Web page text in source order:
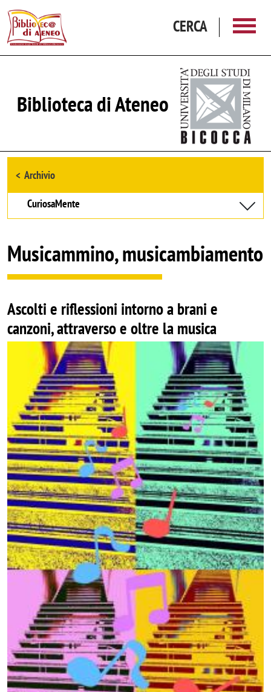
CERCA
Biblioteca di Ateneo
Browse the section
Archivio
CuriosaMente
Musicammino, musicambiamento
Ascolti e riflessioni intorno a brani e
canzoni, attraverso e oltre la musica